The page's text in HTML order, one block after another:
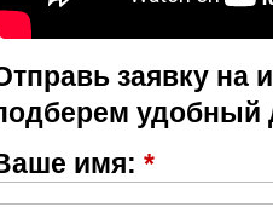
заявку на
удобный
имя: *